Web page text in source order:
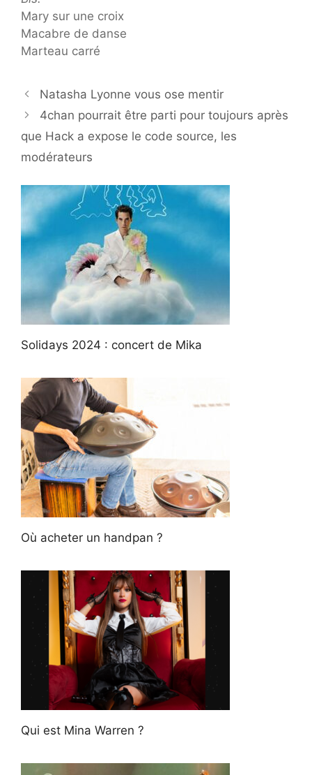
Mary sur une croix
Macabre de danse
Marteau carré
Natasha Lyonne vous ose mentir
4chan pourrait être parti pour toujours après
que Hack a expose le code source, les
modérateurs
Solidays 2024 : concert de Mika
Où acheter un handpan ?
Qui est Mina Warren ?